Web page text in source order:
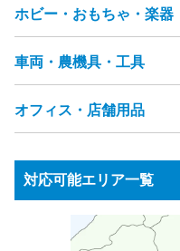
スマートフォン・タブレッ
カメラ（フィルムカメラ
ラ）
コーヒーメーカー
トース
ジャーポット
食器洗い乾
衛星放送用アンテナ
テレ
オーディオプレーヤー
ステレオ（CD・MD・カ
ラジオ パソコン
パソコンモニター
プリン
まくら
タンス・カラーボ
鏡台・ドレッサー
踏み台
カーテン
網戸 雨戸 観
食器・キッチン用品 フラ
ゴミ箱
物干し竿 ハンガ
洋服・衣類
靴 バッグ
ホビー・おもちゃ・楽器
雑誌・漫画・本 おもちゃ
ゲーム機
ゲームコントロ
家庭用遊具
パチンコ台・
アウトドア用品
水槽
車両・農機具・工具
自転車 タイヤ カー用品
チャイルドシート
バッテ
農機具・草刈機
高圧洗浄
オフィス・店舗用品
応接セット 事務用品棚
受付カウンター
ロッカー
蛍光灯・水銀灯
金庫
シ
業務用コピー機・複合機
ガスレンジ
製氷機 券売
対応可能エリア一覧